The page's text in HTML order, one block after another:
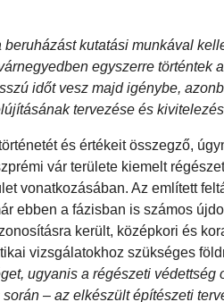
kutatási munkával
egyszerre történtek
időt vesz majd igénybe,
tervezése és
és értékeit összegző,
vár területe kiemelt
vonatkozásában. Az említett
ebben a fázisban is számos
került, középkori és
vizsgálatokhoz szükséges
ugyanis a régészeti
– az elkészült építészeti